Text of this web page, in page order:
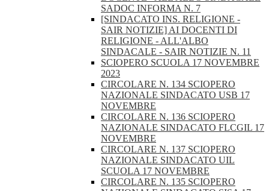
SADOC INFORMA N. 7
[SINDACATO INS. RELIGIONE -
SAIR NOTIZIE] AI DOCENTI DI
RELIGIONE - ALL'ALBO
SINDACALE - SAIR NOTIZIE N. 11
SCIOPERO SCUOLA 17 NOVEMBRE
2023
CIRCOLARE N. 134 SCIOPERO
NAZIONALE SINDACATO USB 17
NOVEMBRE
CIRCOLARE N. 136 SCIOPERO
NAZIONALE SINDACATO FLCGIL 17
NOVEMBRE
CIRCOLARE N. 137 SCIOPERO
NAZIONALE SINDACATO UIL
SCUOLA 17 NOVEMBRE
CIRCOLARE N. 135 SCIOPERO